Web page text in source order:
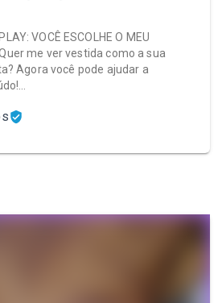
VOCÊ ESCOLHE O MEU
Quer me ver vestida como a sua
Agora você pode ajudar a